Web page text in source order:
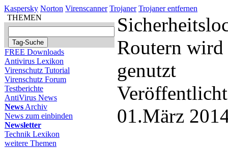
Kaspersky Norton Virenscanner Trojaner Trojaner entfernen
THEMEN
FREE Downloads
Antivirus Lexikon
Virenschutz Tutorial
Virenschutz Forum
Testberichte
AntiVirus News
News Archiv
News zum einbinden
Newsletter
Technik Lexikon
weitere Themen
Routern
genutzt
01.März